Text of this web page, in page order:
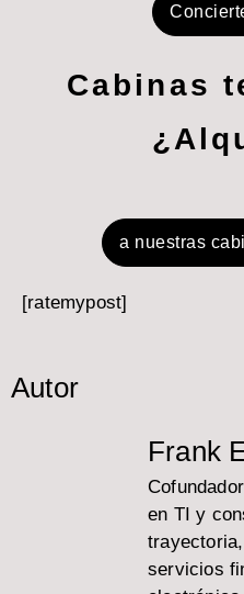
Cabinas
a nuestras
[ratemypost]
Autor
Frank
en TI y
servicios